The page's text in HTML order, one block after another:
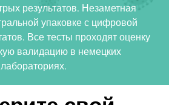
результатов. Незаметная
упаковке с цифровой
Все тесты проходят оценку
валидацию в немецких
лабораториях.